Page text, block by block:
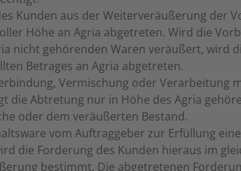
Kunden aus der Weiterveräußerung der
Höhe an Agria abgetreten. Wird die
nicht gehörenden Waren veräußert, wird
Betrages an Agria abgetreten.
Vermischung oder Verarbeitung
die Abtretung nur in Höhe des Agria
oder dem veräußerten Bestand.
vom Auftraggeber zur Erfüllung
die Forderung des Kunden hieraus im
bestimmt. Die abgetretenen